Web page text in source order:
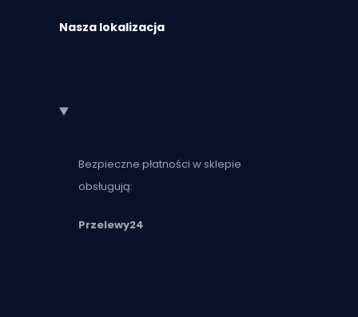
Nasza lokalizacja
Bezpieczne płatności w sklepie
obsługują:
Przelewy24